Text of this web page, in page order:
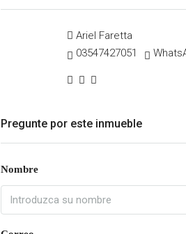
Ariel Faretta
03547427051
Pregunte por este inmueble
Nombre